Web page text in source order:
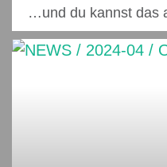
…und du kannst das